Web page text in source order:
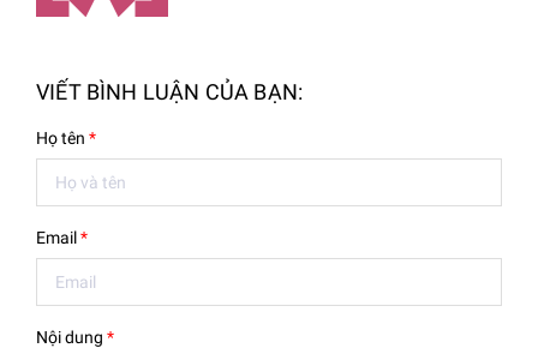
VIẾT BÌNH LUẬN CỦA BẠN:
Họ tên *
Email*
Nội dung *